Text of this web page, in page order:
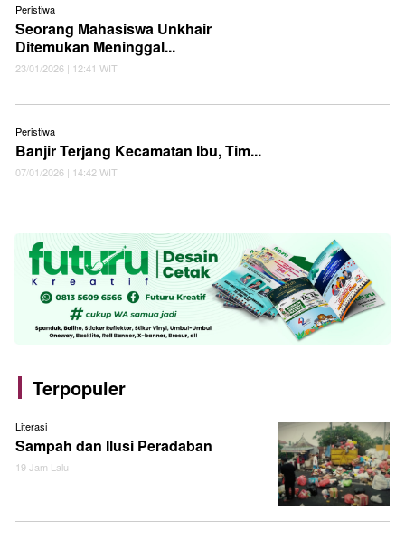
Peristiwa
Seorang Mahasiswa Unkhair
Ditemukan Meninggal...
23/01/2026 | 12:41 WIT
Peristiwa
Banjir Terjang Kecamatan Ibu, Tim...
07/01/2026 | 14:42 WIT
Terpopuler
Literasi
Sampah dan Ilusi Peradaban
19 Jam Lalu